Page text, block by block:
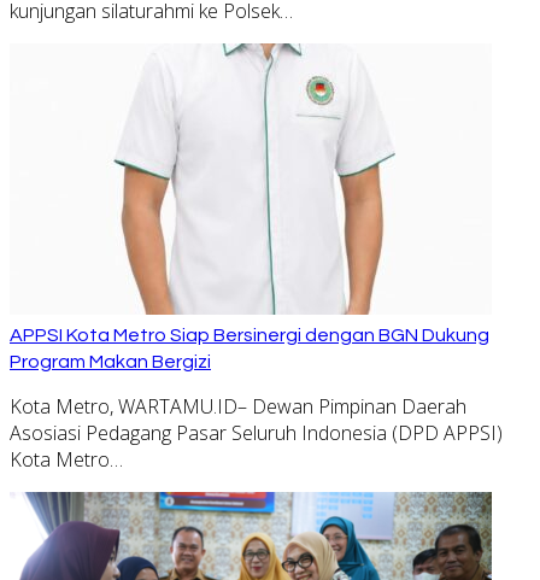
kunjungan silaturahmi ke Polsek…
APPSI Kota Metro Siap Bersinergi dengan BGN Dukung
Program Makan Bergizi
Kota Metro, WARTAMU.ID– Dewan Pimpinan Daerah
Asosiasi Pedagang Pasar Seluruh Indonesia (DPD APPSI)
Kota Metro…